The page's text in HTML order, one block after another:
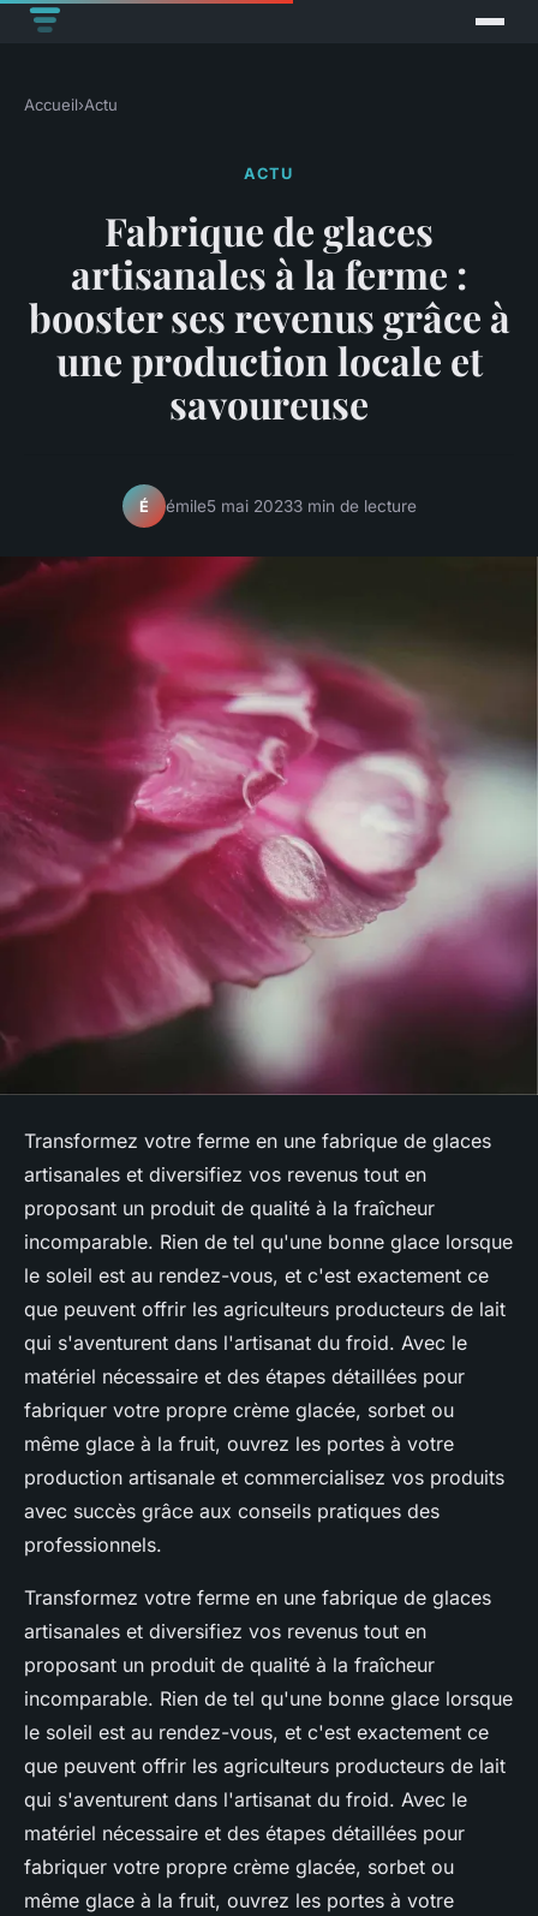
Accueil›Actu
ACTU
Fabrique de glaces
artisanales à la ferme :
booster ses revenus grâce à
une production locale et
savoureuse
É émile5 mai 20233 min de lecture
Transformez votre ferme en une fabrique de glaces
artisanales et diversifiez vos revenus tout en
proposant un produit de qualité à la fraîcheur
incomparable. Rien de tel qu'une bonne glace lorsque
le soleil est au rendez-vous, et c'est exactement ce
que peuvent offrir les agriculteurs producteurs de lait
qui s'aventurent dans l'artisanat du froid. Avec le
matériel nécessaire et des étapes détaillées pour
fabriquer votre propre crème glacée, sorbet ou
même glace à la fruit, ouvrez les portes à votre
production artisanale et commercialisez vos produits
avec succès grâce aux conseils pratiques des
professionnels.
Transformez votre ferme en une fabrique de glaces
artisanales et diversifiez vos revenus tout en
proposant un produit de qualité à la fraîcheur
incomparable. Rien de tel qu'une bonne glace lorsque
le soleil est au rendez-vous, et c'est exactement ce
que peuvent offrir les agriculteurs producteurs de lait
qui s'aventurent dans l'artisanat du froid. Avec le
matériel nécessaire et des étapes détaillées pour
fabriquer votre propre crème glacée, sorbet ou
même glace à la fruit, ouvrez les portes à votre